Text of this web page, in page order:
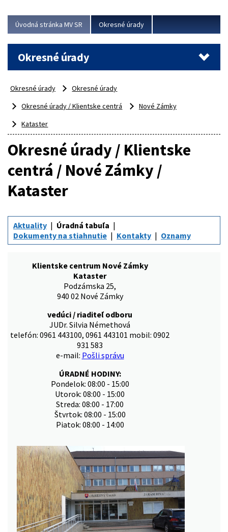
Viac
Úvodná stránka MV SR Okresné úrady
Okresné úrady
Okresné úrady
Okresné úrady
Okresné úrady / Klientske centrá
Nové Zámky
Kataster
Okresné úrady / Klientske
centrá / Nové Zámky /
Kataster
Aktuality
Úradná tabuľa
Dokumenty na stiahnutie
Kontakty Oznamy
Klientske centrum Nové Zámky
Kataster
Podzámska 25,
940 02 Nové Zámky
vedúci / riaditeľ odboru
JUDr. Silvia Némethová
telefón: 0961 443100, 0961 443101 mobil: 0902
931 583
e-mail: Pošli správu
ÚRADNÉ HODINY:
Pondelok: 08:00 - 15:00
Utorok: 08:00 - 15:00
Streda: 08:00 - 17:00
Štvrtok: 08:00 - 15:00
Piatok: 08:00 - 14:00